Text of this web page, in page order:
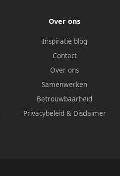
Over ons
Inspiratie blog
Contact
Over ons
Samenwerken
Betrouwbaarheid
Privacybeleid & Disclaimer